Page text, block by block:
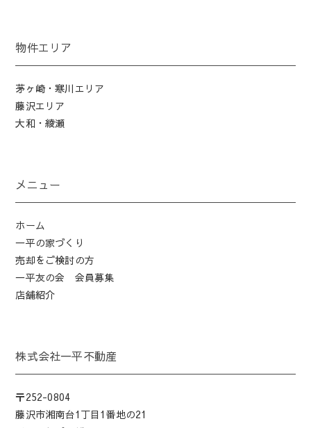
物件エリア
茅ヶ崎・寒川エリア
藤沢エリア
大和・綾瀬
メニュー
ホーム
一平の家づくり
売却をご検討の方
一平友の会 会員募集
店舗紹介
株式会社一平不動産
〒252-0804
藤沢市湘南台1丁目1番地の21